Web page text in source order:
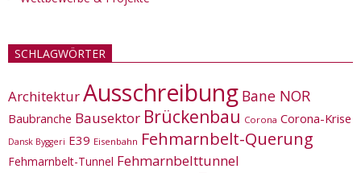
SCHLAGWÖRTER
ArchitekturAusschreibung Bane NOR
Baubranche Bausektor Brückenbau Corona Corona-Krise
Dansk Byggeri E39 Eisenbahn Fehmarnbelt-Querung
Fehmarnbelt-Tunnel Fehmarnbelttunnel